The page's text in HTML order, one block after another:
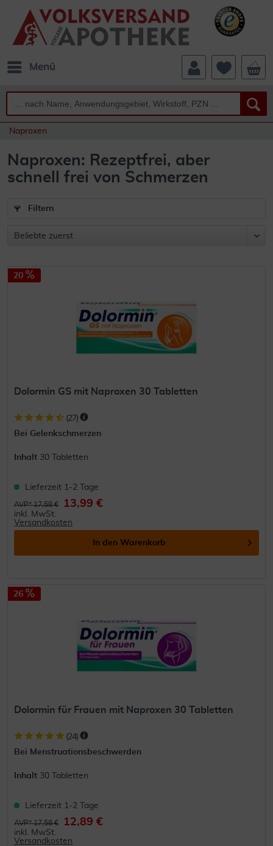
Menü
Naproxen
Naproxen: Rezeptfrei, aber
schnell frei von Schmerzen
Filtern
20
Dolormin GS mit Naproxen 30 Tabletten
(27)
Bei Gelenkschmerzen
Inhalt 30 Tabletten
Lieferzeit 1-2 Tage
AVP* 17,58 € 13,99 €
inkl. MwSt.
Versandkosten
In den Warenkorb
26
Dolormin für Frauen mit Naproxen 30 Tabletten
(24)
Bei Menstruationsbeschwerden
Inhalt 30 Tabletten
Lieferzeit 1-2 Tage
AVP* 17,58 € 12,89 €
inkl. MwSt.
Versandkosten